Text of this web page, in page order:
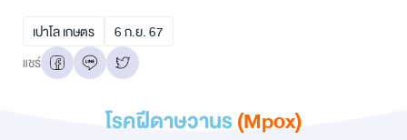
เปาโล เกษตร 6ก.ย.67
แชร์
โรคฝีดาษวานร(Mpox)